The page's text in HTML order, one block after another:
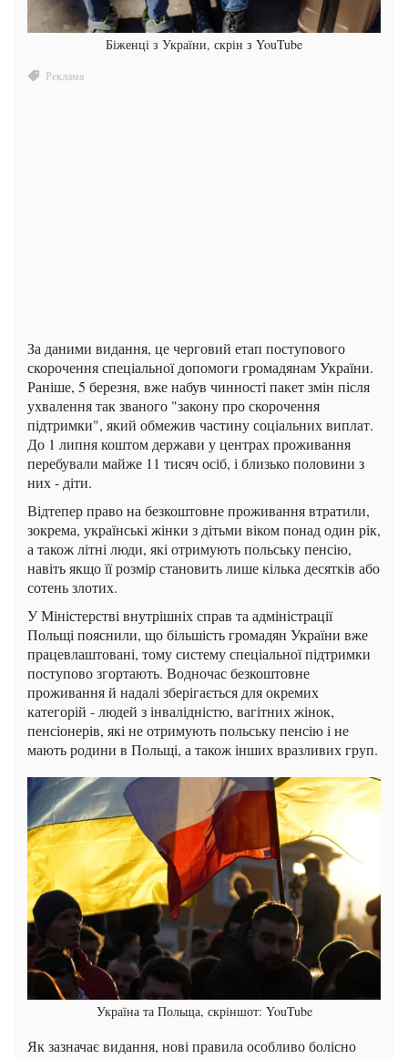
Біженці з України, скрін з YouTube
За даними видання, це черговий етап поступового
скорочення спеціальної допомоги громадянам України.
Раніше, 5 березня, вже набув чинності пакет змін після
ухвалення так званого "закону про скорочення
підтримки", який обмежив частину соціальних виплат.
До 1 липня коштом держави у центрах проживання
перебували майже 11 тисяч осіб, і близько половини з
них - діти.
Відтепер право на безкоштовне проживання втратили,
зокрема, українські жінки з дітьми віком понад один рік,
а також літні люди, які отримують польську пенсію,
навіть якщо її розмір становить лише кілька десятків або
сотень злотих.
У Міністерстві внутрішніх справ та адміністрації
Польщі пояснили, що більшість громадян України вже
працевлаштовані, тому систему спеціальної підтримки
поступово згортають. Водночас безкоштовне
проживання й надалі зберігається для окремих
категорій - людей з інвалідністю, вагітних жінок,
пенсіонерів, які не отримують польську пенсію і не
мають родини в Польщі, а також інших вразливих груп.
Україна та Польща, скріншот: YouTube
Як зазначає видання, нові правила особливо болісно